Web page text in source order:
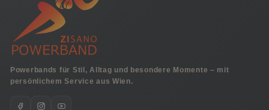
Powerbands für Stil, Alltag und besondere Momente – mit
persönlichem Service aus Wien.